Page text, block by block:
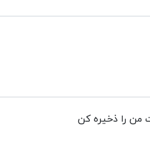
من را ذخیره کن